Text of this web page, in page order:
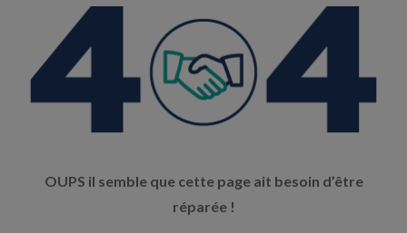
OUPS il semble que cette page ait besoin d’être
réparée !